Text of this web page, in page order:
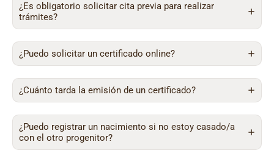
¿Es obligatorio solicitar cita previa para realizar
trámites?
¿Puedo solicitar un certificado online?
¿Cuánto tarda la emisión de un certificado?
¿Puedo registrar un nacimiento si no estoy casado/a
con el otro progenitor?